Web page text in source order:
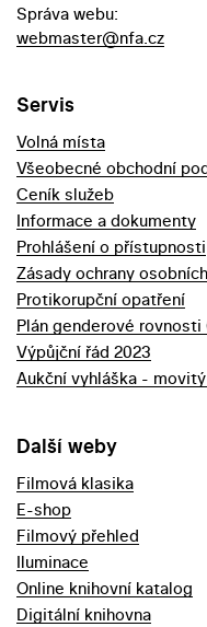
Správa webu:
webmaster@nfa.cz
Servis
Volná místa
Všeobecné obchodní
Ceník služeb
Informace a dokumenty
Prohlášení o přístupnosti
Zásady ochrany
Protikorupční opatření
Plán genderové rovnosti
Výpůjční řád 2023
Aukční vyhláška -
Další weby
Filmová klasika
E-shop
Filmový přehled
Iluminace
Online knihovní katalog
Digitální knihovna